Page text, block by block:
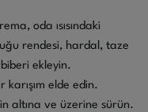
oda ısısındaki
rendesi, hardal, taze
ekleyin.
karışım elde edin.
altına ve üzerine sürün.